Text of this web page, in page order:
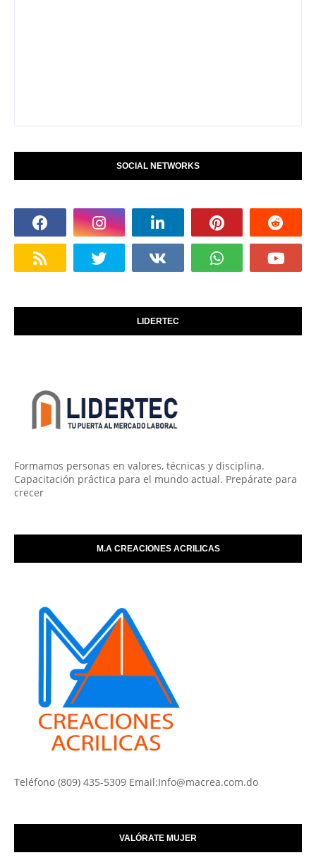
SOCIAL NETWORKS
LIDERTEC
Formamos personas en valores, técnicas y disciplina.
Capacitación práctica para el mundo actual. Prepárate para
crecer
M.A CREACIONES ACRILICAS
Teléfono (809) 435-5309 Email:Info@macrea.com.do
VALÓRATE MUJER